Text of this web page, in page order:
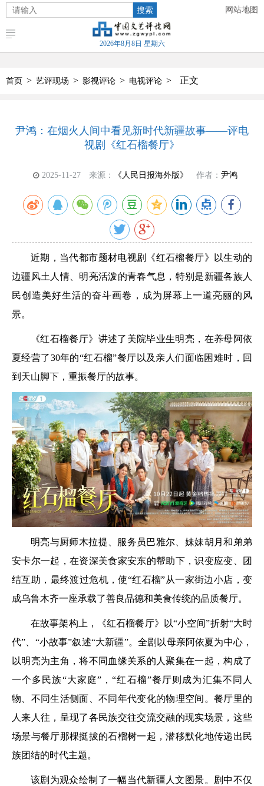
搜索 网站地图
2026年8月8日 星期六
首页 > 艺评现场 > 影视评论 > 电视评论 > 正文
尹鸿：在烟火人间中看见新时代新疆故事——评电
视剧《红石榴餐厅》
2025-11-27 来源： 《人民日报海外版》 作者： 尹鸿
近期，当代都市题材电视剧《红石榴餐厅》以生动的
边疆风土人情、明亮活泼的青春气息，特别是新疆各族人
民创造美好生活的奋斗画卷，成为屏幕上一道亮丽的风
景。
《红石榴餐厅》讲述了美院毕业生明亮，在养母阿依
夏经营了30年的“红石榴”餐厅以及亲人们面临困难时，回
到天山脚下，重振餐厅的故事。
明亮与厨师木拉提、服务员巴雅尔、妹妹胡月和弟弟
安卡尔一起，在资深美食家安东的帮助下，识变应变、团
结互助，最终渡过危机，使“红石榴”从一家街边小店，变
成乌鲁木齐一座承载了善良品德和美食传统的品质餐厅。
在故事架构上，《红石榴餐厅》以“小空间”折射“大时
代”、“小故事”叙述“大新疆”。全剧以母亲阿依夏为中心，
以明亮为主角，将不同血缘关系的人聚集在一起，构成了
一个多民族“大家庭”，“红石榴”餐厅则成为汇集不同人
物、不同生活侧面、不同年代变化的物理空间。餐厅里的
人来人往，呈现了各民族交往交流交融的现实场景，这些
场景与餐厅那棵挺拔的石榴树一起，潜移默化地传递出民
族团结的时代主题。
该剧为观众绘制了一幅当代新疆人文图景。剧中不仅